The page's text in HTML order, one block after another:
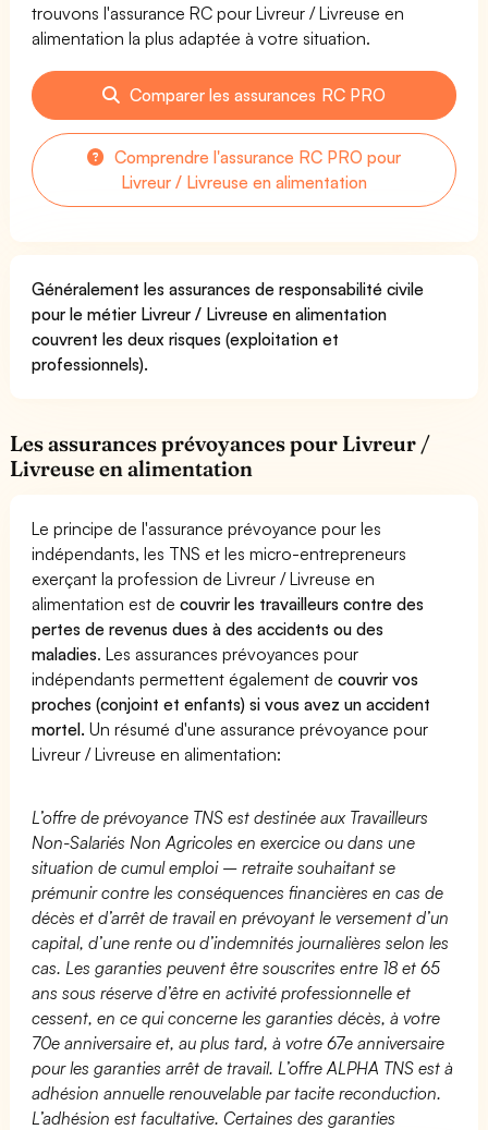
trouvons l'assurance RC pour Livreur / Livreuse en
alimentation la plus adaptée à votre situation.
Comparer les assurances RC PRO
Comprendre l'assurance RC PRO pour
Livreur / Livreuse en alimentation
Généralement les assurances de responsabilité civile
pour le métier Livreur / Livreuse en alimentation
couvrent les deux risques (exploitation et
professionnels).
Les assurances prévoyances pour Livreur /
Livreuse en alimentation
Le principe de l'assurance prévoyance pour les
indépendants, les TNS et les micro-entrepreneurs
exerçant la profession de Livreur / Livreuse en
alimentation est decouvrir les travailleurs contre des
pertes de revenus dues à des accidents ou des
maladies. Les assurances prévoyances pour
indépendants permettent également decouvrir vos
proches (conjoint et enfants) si vous avez un accident
mortel. Un résumé d'une assurance prévoyance pour
Livreur / Livreuse en alimentation:
L’offre de prévoyance TNS est destinée aux Travailleurs
Non-Salariés Non Agricoles en exercice ou dans une
situation de cumul emploi – retraite souhaitant se
prémunir contre les conséquences financières en cas de
décès et d’arrêt de travail en prévoyant le versement d’un
capital, d’une rente ou d’indemnités journalières selon les
cas. Les garanties peuvent être souscrites entre 18 et 65
ans sous réserve d’être en activité professionnelle et
cessent, en ce qui concerne les garanties décès, à votre
70e anniversaire et, au plus tard, à votre 67e anniversaire
pour les garanties arrêt de travail. L’offre ALPHA TNS est à
adhésion annuelle renouvelable par tacite reconduction.
L’adhésion est facultative. Certaines des garanties